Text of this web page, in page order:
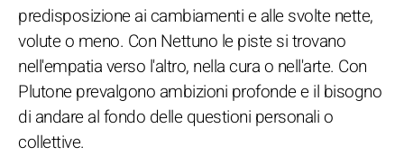
predisposizione ai cambiamenti e alle svolte nette,
volute o meno. Con Nettuno le piste si trovano
nell'empatia verso l'altro, nella cura o nell'arte. Con
Plutone prevalgono ambizioni profonde e il bisogno
di andare al fondo delle questioni personali o
collettive.